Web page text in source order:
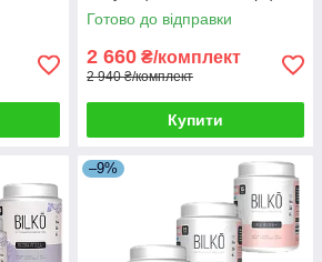
Готово до відправки
2 660 ₴/комплект
2 940 ₴/комплект
Купити
–9%